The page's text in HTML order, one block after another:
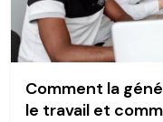
Comment la
le travail et